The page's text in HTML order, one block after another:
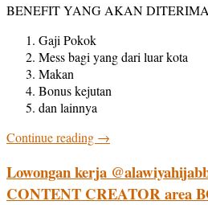
BENEFIT YANG AKAN
Gaji Pokok
Mess bagi yang dari luar kota
Makan
Bonus kejutan
dan lainnya
Continue reading →
Lowongan kerja
CONTENT CREATOR area